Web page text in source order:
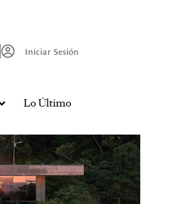
Iniciar Sesión
Lo Último